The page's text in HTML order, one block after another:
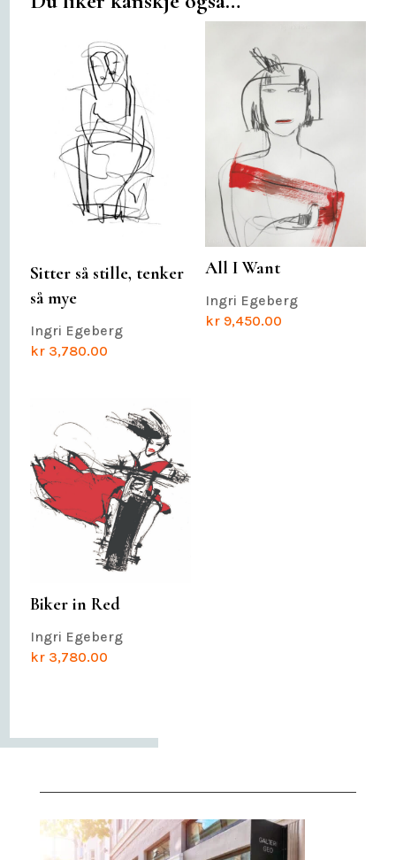
Sitter så stille, tenker
så mye
Ingri Egeberg
kr3,780.00
All I Want
Ingri Egeberg
kr9,450.00
Biker in Red
Ingri Egeberg
kr3,780.00